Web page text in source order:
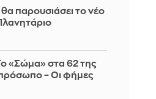
θα παρουσιάσει το νέο
«Σώμα» στα 62 της
– Οι φήμες